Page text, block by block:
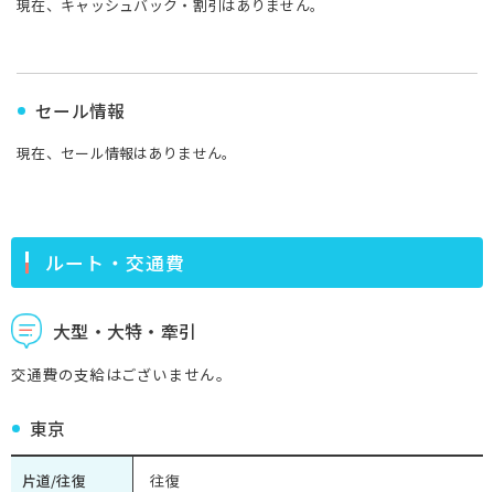
現在、キャッシュバック・割引はありません。
セール情報
現在、セール情報はありません。
ルート・交通費
大型・大特・牽引
交通費の支給はございません。
東京
片道/往復 往復